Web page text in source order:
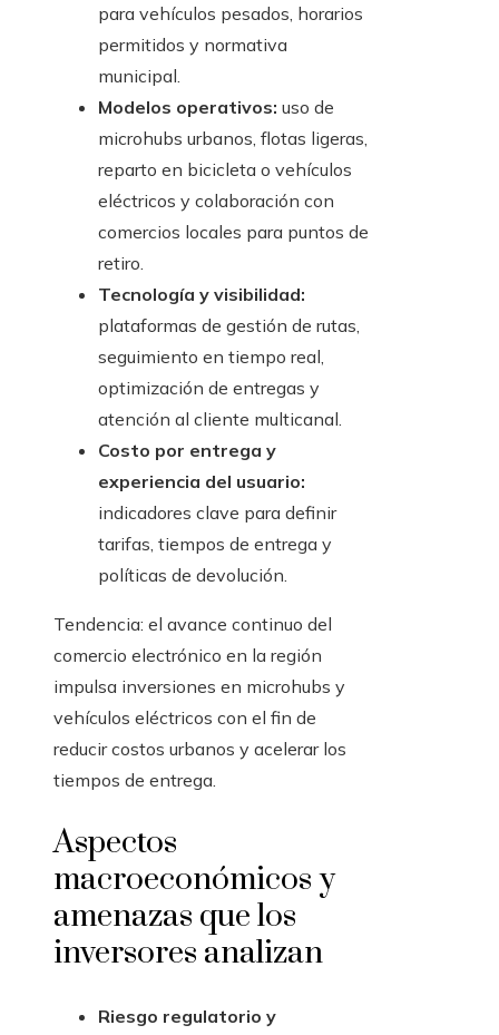
para vehículos pesados, horarios
permitidos y normativa
municipal.
Modelos operativos: uso de
microhubs urbanos, flotas ligeras,
reparto en bicicleta o vehículos
eléctricos y colaboración con
comercios locales para puntos de
retiro.
Tecnología y visibilidad:
plataformas de gestión de rutas,
seguimiento en tiempo real,
optimización de entregas y
atención al cliente multicanal.
Costo por entrega y
experiencia del usuario:
indicadores clave para definir
tarifas, tiempos de entrega y
políticas de devolución.
Tendencia: el avance continuo del
comercio electrónico en la región
impulsa inversiones en microhubs y
vehículos eléctricos con el fin de
reducir costos urbanos y acelerar los
tiempos de entrega.
Aspectos
macroeconómicos y
amenazas que los
inversores analizan
Riesgo regulatorio y